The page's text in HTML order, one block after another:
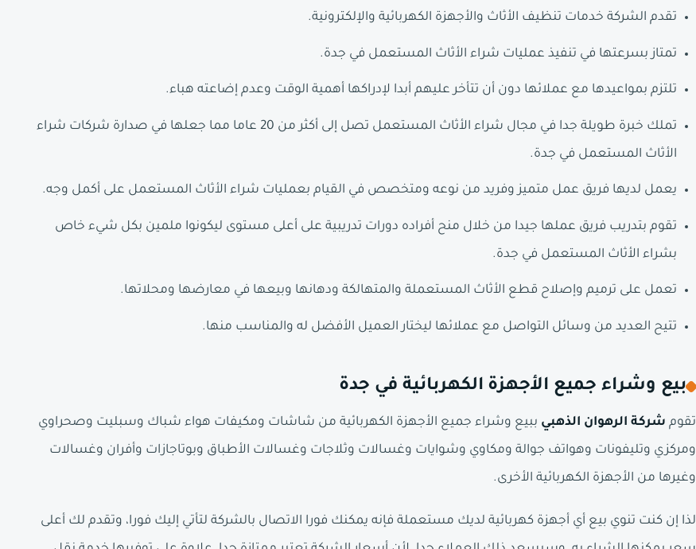
تقدم الشركة خدمات تنظيف الأثاث والأجهزة الكهربائية والإلكترونية.
تمتاز بسرعتها في تنفيذ عمليات شراء الأثاث المستعمل في جدة.
تلتزم بمواعيدها مع عملائها دون أن تتأخر عليهم أبدا لإدراكها أهمية الوقت وعدم إضاعته هباء.
تملك خبرة طويلة جدا في مجال شراء الأثاث المستعمل تصل إلى أكثر من 20 عاما مما جعلها في صدارة شركات شراء
الأثاث المستعمل في جدة.
يعمل لديها فريق عمل متميز وفريد من نوعه ومتخصص في القيام بعمليات شراء الأثاث المستعمل على أكمل وجه.
تقوم بتدريب فريق عملها جيدا من خلال منح أفراده دورات تدريبية على أعلى مستوى ليكونوا ملمين بكل شيء خاص
بشراء الأثاث المستعمل في جدة.
تعمل على ترميم وإصلاح قطع الأثاث المستعملة والمتهالكة ودهانها وبيعها في معارضها ومحلاتها.
تتيح العديد من وسائل التواصل مع عملائها ليختار العميل الأفضل له والمناسب منها.
بيع وشراء جميع الأجهزة الكهربائية في جدة
تقوم شركة الرهوان الذهبي ببيع وشراء جميع الأجهزة الكهربائية من شاشات ومكيفات هواء شباك وسبليت وصحراوي
ومركزي وتليفونات وهواتف جوالة ومكاوي وشوايات وغسالات وثلاجات وغسالات الأطباق وبوتاجازات وأفران وغسالات
وغيرها من الأجهزة الكهربائية الأخرى.
لذا إن كنت تنوي بيع أي أجهزة كهربائية لديك مستعملة فإنه يمكنك فورا الاتصال بالشركة لتأتي إليك فورا، وتقدم لك أعلى